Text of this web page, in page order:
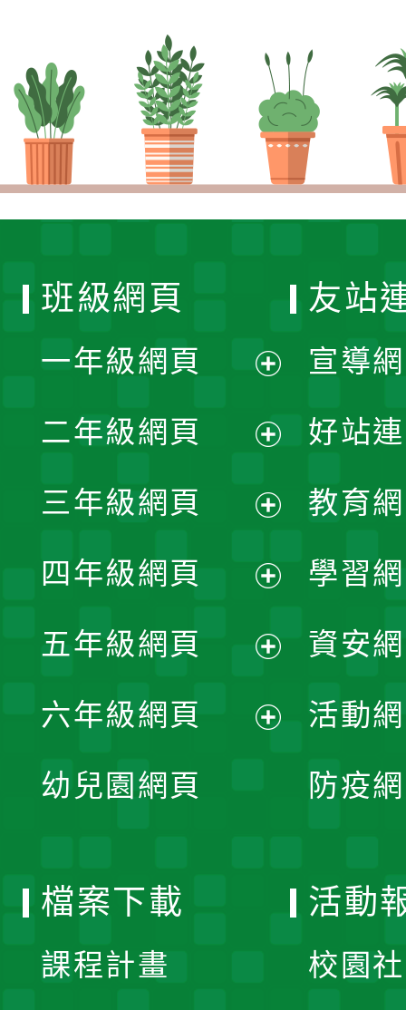
班級網頁
一年級網頁
開
選
單
二年級網頁
開
選
單
三年級網頁
開
選
單
四年級網頁
開
選
五年級網頁
開
六年級網頁
幼兒園網頁
友站
宣導
好站
教育
學習
資安
活動
防疫
檔案下載
課程計畫
活動
校園